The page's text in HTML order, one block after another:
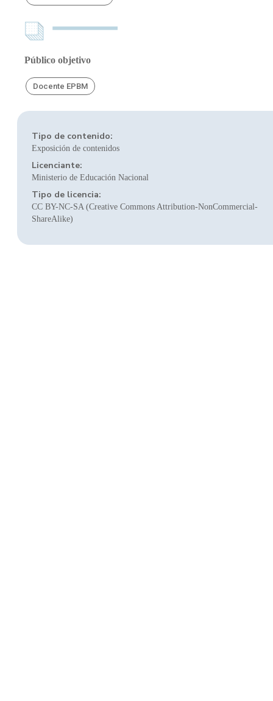
Público objetivo
Docente EPBM
Tipo de contenido:
Exposición de contenidos
Licenciante:
Ministerio de Educación Nacional
Tipo de licencia:
CC BY-NC-SA (Creative Commons Attribution-NonCommercial-
ShareAlike)